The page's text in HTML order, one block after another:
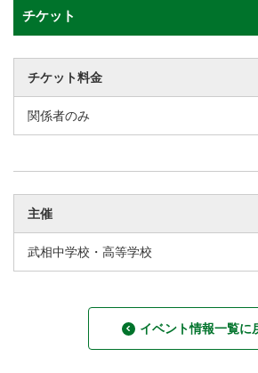
チケット
チケット料金
関係者のみ
主催
武相中学校・高等学校
イベント情報一覧に